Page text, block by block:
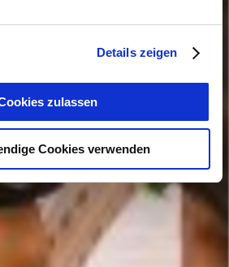
Details zeigen
zulassen
Cookies verwenden